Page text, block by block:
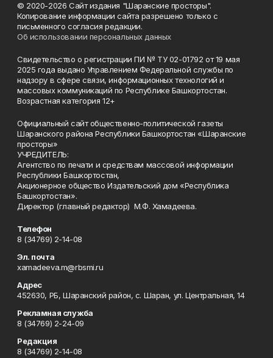
© 2020-2026 Сайт издания "Шаранские просторы".
Копирование информации сайта разрешено только с
письменного согласия редакции.
Об использовании персональных данных
Свидетельство о регистрации ПИ № ТУ 02-01792 от 19 мая
2025 года выдано Управлением Федеральной службы по
надзору в сфере связи, информационных технологий и
массовых коммуникаций по Республике Башкортостан.
Возрастная категория 12+
Официальный сайт общественно-политической газеты
Шаранского района Республики Башкортостан «Шаранские
просторы»
УЧРЕДИТЕЛЬ:
Агентство по печати и средствам массовой информации
Республики Башкортостан,
Акционерное общество Издательский дом «Республика
Башкортостан».
Директор (главный редактор) М.Ф. Хамадеева.
Телефон
8 (34769) 2-14-08
Эл. почта
xamadeeva.m@rbsmi.ru
Адрес
452630, РБ, Шаранский район, с. Шаран, ул. Центральная, 14
Рекламная служба
8 (34769) 2-24-09
Редакция
8 (34769) 2-14-08